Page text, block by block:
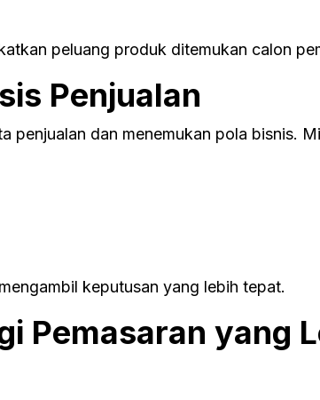
peluang produk ditemukan calon
Penjualan
penjualan dan menemukan pola bisnis.
keputusan yang lebih tepat.
Pemasaran yang